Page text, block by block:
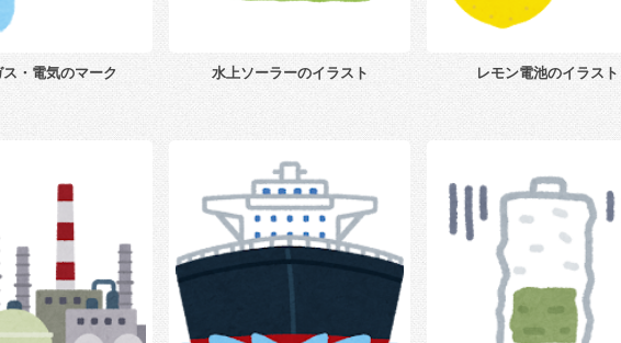
・電気のマーク 水上ソーラーのイラスト レモン電池のイラスト